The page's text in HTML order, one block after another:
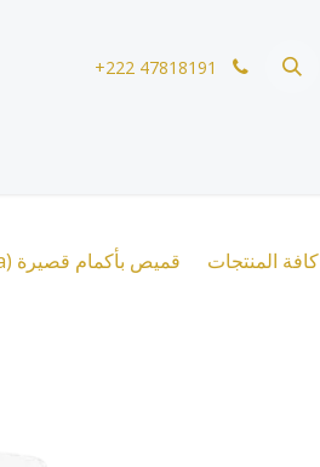
+222 47818191
كافة المنتجات قميص بأكمام قصيرة (loro piana) cgm10